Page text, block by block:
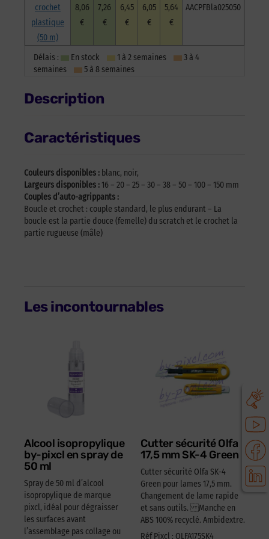
crochet
plastique
(50 m)
8,06
€
7,26
€
6,45
€
6,05
€
5,64
€
AACPFBla025050
Délais : En stock 1 à 2 semaines
3 à 4
semaines
5 à 8 semaines
Description
Caractéristiques
Couleurs disponibles : blanc, noir,
Largeurs disponibles : 16 – 20 – 25 – 30 – 38 – 50 – 100 – 150 mm
Couples d’auto-agrippants :
Boucle et crochet : couple standard, le plus endurant – La
boucle est la partie douce (femelle) du scratch et le crochet la
partie rugueuse (mâle)
Les incontournables
Alcool isopropylique
by-pixcl en spray de
50 ml
Spray de 50 ml d’alcool
isopropylique de marque
pixcl, idéal pour dégraisser
les surfaces avant
l’assemblage pas collage ou
Cutter sécurité Olfa
17,5 mm SK-4 Green
Cutter sécurité Olfa SK-4
Green pour lames 17,5 mm.
Changement de lame rapide
et sans outils. Manche en
ABS 100% recyclé. Ambidextre.
Réf Pixcl : OLFA175SK4